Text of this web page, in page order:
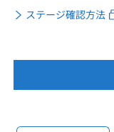
ステージ確認方法